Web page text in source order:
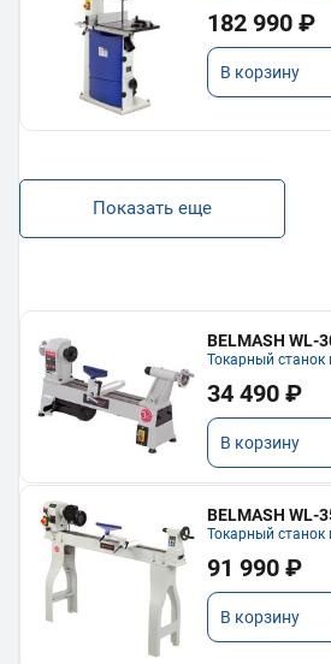
182 990 ₽
В корзину
Показать еще
BELMASH WL-
Токарный станок
34 490 ₽
В корзину
BELMASH WL-
Токарный станок
91 990 ₽
В корзину